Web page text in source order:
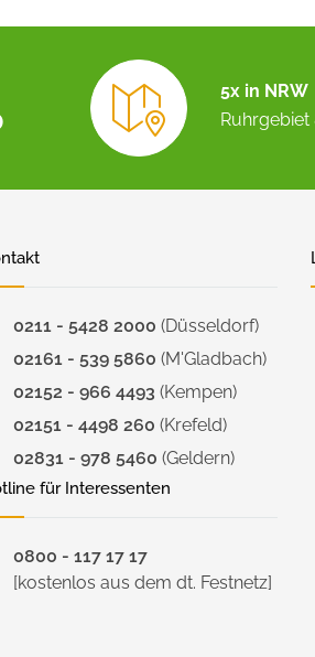
5x in NRW
Ruhrgebiet
0211 - 5428 2000 (Düsseldorf)
02161 - 539 5860 (M'Gladbach)
02152 - 966 4493 (Kempen)
02151 - 4498 260 (Krefeld)
02831 - 978 5460 (Geldern)
für Interessenten
0800 - 117 17 17
[kostenlos aus dem dt. Festnetz]